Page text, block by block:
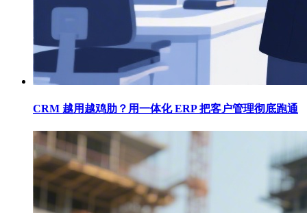
CRM 越用越鸡肋？用一体化 ERP 把客户管理彻底跑通